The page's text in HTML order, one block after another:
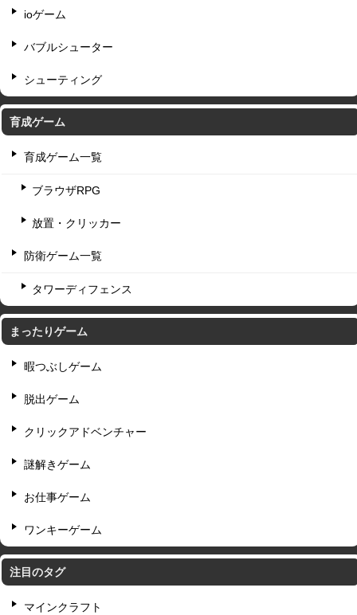
ioゲーム
バブルシューター
シューティング
育成ゲーム
育成ゲーム一覧
ブラウザRPG
放置・クリッカー
防衛ゲーム一覧
タワーディフェンス
まったりゲーム
暇つぶしゲーム
脱出ゲーム
クリックアドベンチャー
謎解きゲーム
お仕事ゲーム
ワンキーゲーム
注目のタグ
マインクラフト